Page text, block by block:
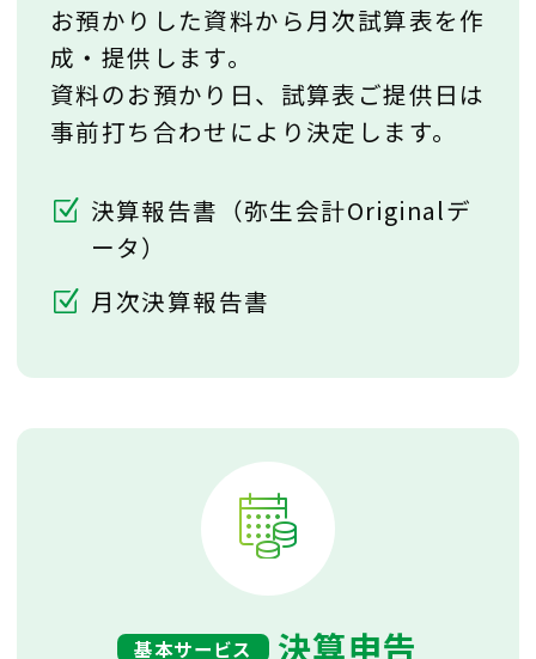
お預かりした資料から月次試算表を作
成・提供します。
資料のお預かり日、試算表ご提供日は
事前打ち合わせにより決定します。
決算報告書（弥生会計Originalデ
ータ）
月次決算報告書
基本サービス 決算申告